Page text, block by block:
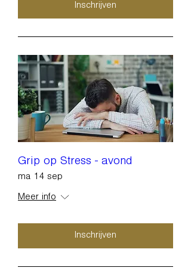
Inschrijven
Grip op Stress - avond
ma 14 sep
Meer info
Inschrijven